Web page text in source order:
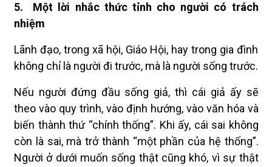
5.
Một lời nhắc thức tỉnh cho người có trách
nhiệm
Lãnh đạo, trong xã hội, Giáo Hội, hay trong gia đình
không chỉ là người đi trước, mà là người sống trước.
Nếu người đứng đầu sống giả, thì cái giả ấy sẽ
theo vào quy trình, vào định hướng, vào văn hóa và
biến thành thứ “chính thống”. Khi ấy, cái sai không
còn là sai, mà trở thành “một phần của hệ thống”.
Người ở dưới muốn sống thật cũng khó, vì sự thật